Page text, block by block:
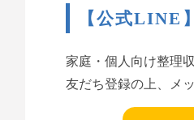
【公式LINE
家庭・個人向け整理
友だち登録の上、メ